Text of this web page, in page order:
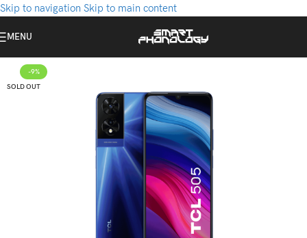
Skip to navigation Skip to main content
MENU
-9%
SOLD OUT